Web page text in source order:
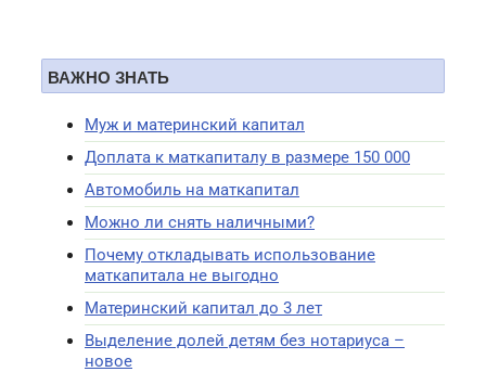
ВАЖНО ЗНАТЬ
Муж и материнский капитал
Доплата к маткапиталу в размере 150 000
Автомобиль на маткапитал
Можно ли снять наличными?
Почему откладывать использование
маткапитала не выгодно
Материнский капитал до 3 лет
Выделение долей детям без нотариуса –
новое